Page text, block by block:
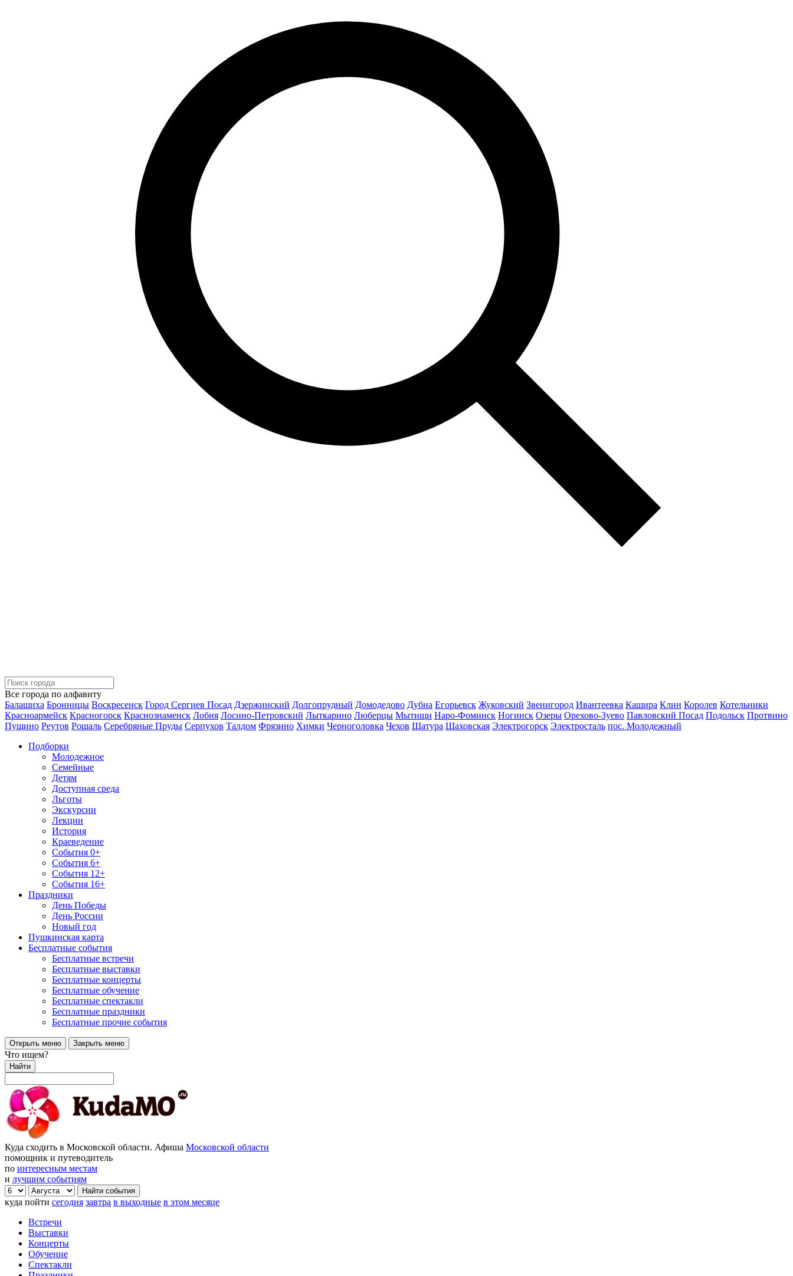
Все города по алфавиту
Балашиха Бронницы Воскресенск Город Сергиев Посад Дзержинский Долгопрудный Домодедово Дубна Егорьевск Жуковский Звенигород Ивантеевка Кашира Клин Королев Котельники
Красноармейск Красногорск Краснознаменск Лобня Лосино-Петровский Лыткарино Люберцы Мытищи Наро-Фоминск Ногинск Озеры Орехово-Зуево Павловский Посад Подольск Протвино
Пущино Реутов Рошаль Серебряные Пруды Серпухов Талдом Фрязино Химки Черноголовка Чехов Шатура Шаховская Электрогорск Электросталь пос. Молодежный
Подборки
Молодежное
Семейные
Детям
Доступная среда
Льготы
Экскурсии
Лекции
История
Краеведение
События 0+
События 6+
События 12+
События 16+
Праздники
День Победы
День России
Новый год
Пушкинская карта
Бесплатные события
Бесплатные встречи
Бесплатные выставки
Бесплатные концерты
Бесплатные обучение
Бесплатные спектакли
Бесплатные праздники
Бесплатные прочие события
Открыть меню Закрыть меню
Что ищем?
Найти
Куда сходить в Московской области. Афиша Московской области
помощник и путеводитель
по интересным местам
и лучшим событиям
куда пойти сегодня завтра в выходные в этом месяце
Встречи
Выставки
Концерты
Обучение
Спектакли